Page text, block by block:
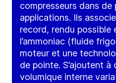
compresseurs dans de
applications. Ils
record, rendu possible
l’ammoniac (fluide
moteur et une
de pointe. S’ajoutent à
volumique interne